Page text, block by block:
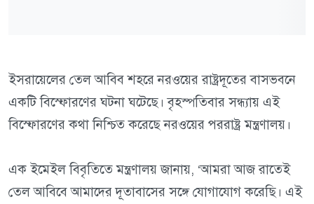
ইসরায়েলের তেল আবিব শহরে নরওয়ের রাষ্ট্রদূতের বাসভবনে
একটি বিস্ফোরণের ঘটনা ঘটেছে। বৃহস্পতিবার সন্ধ্যায় এই
বিস্ফোরণের কথা নিশ্চিত করেছে নরওয়ের পররাষ্ট্র মন্ত্রণালয়।
এক ইমেইল বিবৃতিতে মন্ত্রণালয় জানায়, ‘আমরা আজ রাতেই
তেল আবিবে আমাদের দূতাবাসের সঙ্গে যোগাযোগ করেছি। এই